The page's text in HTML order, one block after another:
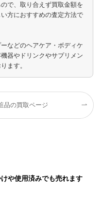
で、取り合えず買取金額を
方におすすめの査定方法で
などのヘアケア・ボディケ
器やドリンクやサプリメン
ます。
品の買取ページ
や使用済みでも売れます